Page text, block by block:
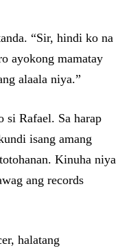
“Sir, hindi ko na
ayokong mamatay
alaala niya.”
si Rafael. Sa harap
isang amang
Kinuha niya
ang records
halatang